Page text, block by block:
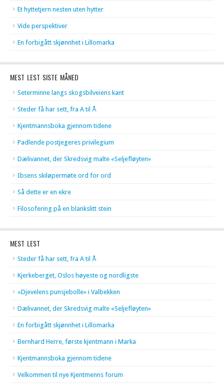
Et hyttetjern nesten uten hytter
Vide perspektiver
En forbigått skjønnhet i Lillomarka
MEST LEST SISTE MÅNED
Seterminne langs skogsbilveiens kant
Steder få har sett, fra A til Å
Kjentmannsboka gjennom tidene
Padlende postjegeres privilegium
Dælivannet, der Skredsvig malte «Seljefløyten»
Ibsens skiløpermøte ord for ord
Så dette er en ekre
Filosofering på en blankslitt stein
MEST LEST
Steder få har sett, fra A til Å
Kjerkeberget, Oslos høyeste og nordligste
«Djevelens punsjebolle» i Valbekken
Dælivannet, der Skredsvig malte «Seljefløyten»
En forbigått skjønnhet i Lillomarka
Bernhard Herre, første kjentmann i Marka
Kjentmannsboka gjennom tidene
Velkommen til nye Kjentmenns forum